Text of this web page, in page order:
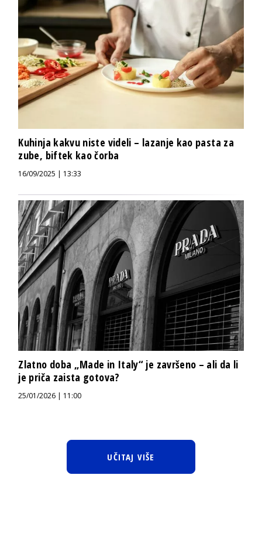
Kuhinja kakvu niste videli – lazanje kao pasta za
zube, biftek kao čorba
16/09/2025 | 13:33
Zlatno doba „Made in Italy“ je završeno – ali da li
je priča zaista gotova?
25/01/2026 | 11:00
UČITAJ VIŠE